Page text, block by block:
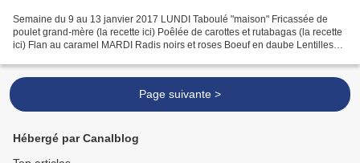
Semaine du 9 au 13 janvier 2017 LUNDI Taboulé "maison" Fricassée de
poulet grand-mère (la recette ici) Poêlée de carottes et rutabagas (la recette
ici) Flan au caramel MARDI Radis noirs et roses Boeuf en daube Lentilles
Page suivante >
Hébergé par Canalblog